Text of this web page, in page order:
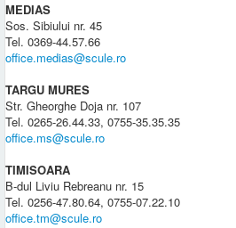
MEDIAS
Sos. Sibiului nr. 45
Tel. 0369-44.57.66
office.medias@scule.ro
TARGU MURES
Str. Gheorghe Doja nr. 107
Tel. 0265-26.44.33, 0755-35.35.35
office.ms@scule.ro
TIMISOARA
B-dul Liviu Rebreanu nr. 15
Tel. 0256-47.80.64, 0755-07.22.10
office.tm@scule.ro